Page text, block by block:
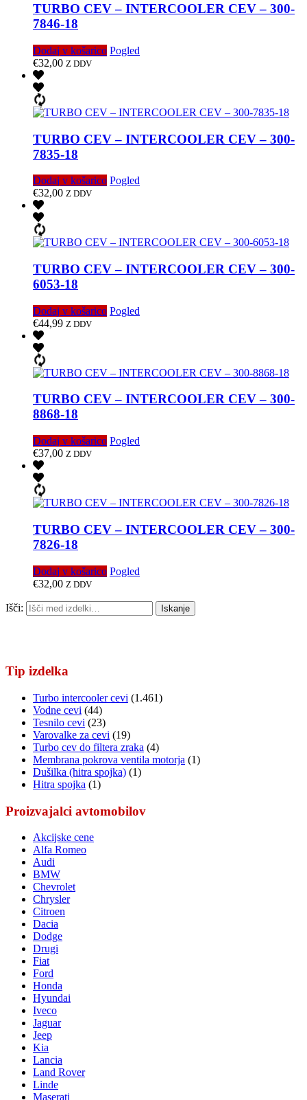
TURBO CEV – INTERCOOLER CEV – 300-
7846-18
Dodaj v košarico Pogled
€32,00 Z DDV
TURBO CEV – INTERCOOLER CEV – 300-
7835-18
Dodaj v košarico Pogled
€32,00 Z DDV
TURBO CEV – INTERCOOLER CEV – 300-
6053-18
Dodaj v košarico Pogled
€44,99 Z DDV
TURBO CEV – INTERCOOLER CEV – 300-
8868-18
Dodaj v košarico Pogled
€37,00 Z DDV
TURBO CEV – INTERCOOLER CEV – 300-
7826-18
Dodaj v košarico Pogled
€32,00 Z DDV
Išči: Iskanje
Tip izdelka
Turbo intercooler cevi (1.461)
Vodne cevi (44)
Tesnilo cevi (23)
Varovalke za cevi (19)
Turbo cev do filtera zraka (4)
Membrana pokrova ventila motorja (1)
Dušilka (hitra spojka) (1)
Hitra spojka (1)
Proizvajalci avtomobilov
Akcijske cene
Alfa Romeo
Audi
BMW
Chevrolet
Chrysler
Citroen
Dacia
Dodge
Drugi
Fiat
Ford
Honda
Hyundai
Iveco
Jaguar
Jeep
Kia
Lancia
Land Rover
Linde
Maserati